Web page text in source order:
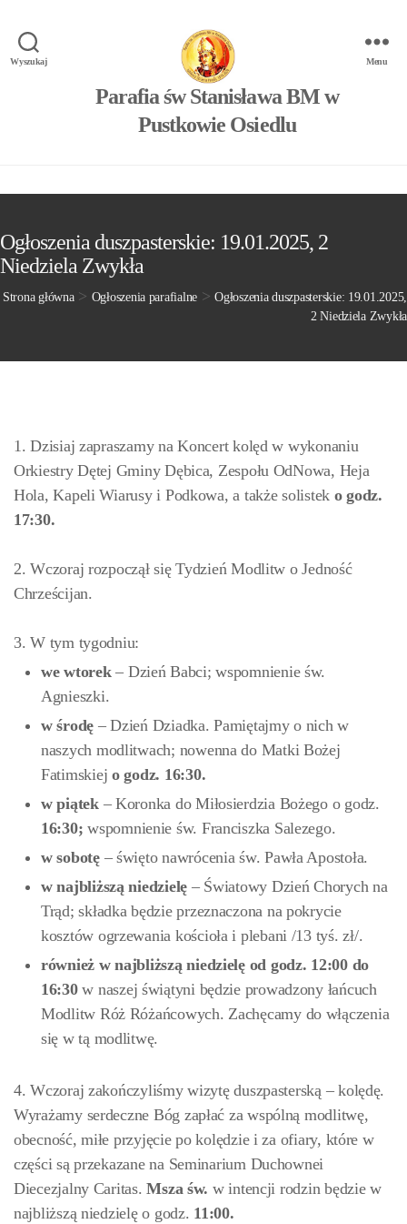
Wyszukaj
Parafia św Stanisława BM w
Pustkowie Osiedlu
Menu
Ogłoszenia duszpasterskie: 19.01.2025, 2
Niedziela Zwykła
Strona główna> Ogłoszenia parafialne >Ogłoszenia duszpasterskie: 19.01.2025,
2 Niedziela Zwykła
1. Dzisiaj zapraszamy na Koncert kolęd w wykonaniu
Orkiestry Dętej Gminy Dębica, Zespołu OdNowa, Heja
Hola, Kapeli Wiarusy i Podkowa, a także solistek ogodz.
17:30.
2. Wczoraj rozpoczął się Tydzień Modlitw o Jedność
Chrześcijan.
3. W tym tygodniu:
we wtorek– Dzień Babci; wspomnienie św.
Agnieszki.
w środę – Dzień Dziadka. Pamiętajmy o nich w
naszych modlitwach; nowenna do Matki Bożej
Fatimskiejo godz. 16:30.
w piątek – Koronka do Miłosierdzia Bożego o godz.
16:30;wspomnienie św. Franciszka Salezego.
w sobotę– święto nawrócenia św. Pawła Apostoła.
w najbliższą niedzielę – Światowy Dzień Chorych na
Trąd; składka będzie przeznaczona na pokrycie
kosztów ogrzewania kościoła i plebani /13 tyś. zł/.
również w najbliższą niedzielę od godz. 12:00 do
16:30w naszej świątyni będzie prowadzony łańcuch
Modlitw Róż Różańcowych. Zachęcamy do włączenia
się w tą modlitwę.
4. Wczoraj zakończyliśmy wizytę duszpasterską – kolędę.
Wyrażamy serdeczne Bóg zapłać za wspólną modlitwę,
obecność, miłe przyjęcie po kolędzie i za ofiary, które w
części są przekazane na Seminarium Duchownei
Diecezjalny Caritas.Msza św. w intencji rodzin będzie w
najbliższą niedzielę o godz. 11:00.